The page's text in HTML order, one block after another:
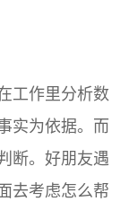
工作里分析数
实为依据。而
断。好朋友遇
去考虑怎么帮